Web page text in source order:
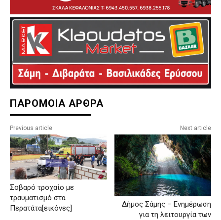
ΠΑΡΟΜΟΙΑ ΑΡΘΡΑ
Previous article
Σοβαρό τροχαίο με
τραυματισμό στα
Περατάτα[εικόνες]
Next article
Δήμος Σάμης – Ενημέρωση
για τη λειτουργία των